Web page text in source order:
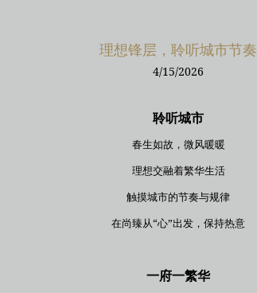
理想锋层，聆听城市节奏
4/15/2026
聆听城市
春生如故，微风暖暖
理想交融着繁华生活
触摸城市的节奏与规律
在尚臻从“心”出发，保持热意
一府一繁华